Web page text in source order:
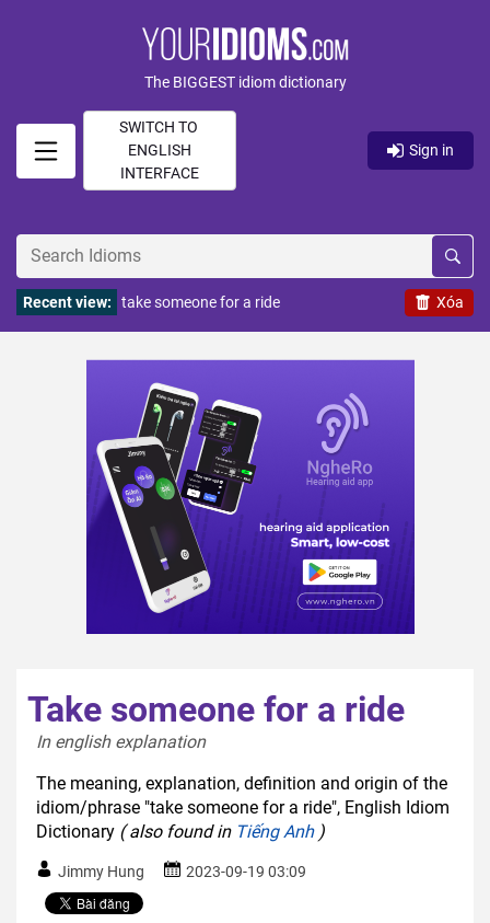
The BIGGEST idiom dictionary
SWITCH TO
ENGLISH
INTERFACE
Sign in
Xóa
Recent view: take someone for a ride
Take someone for a ride
In english explanation
The meaning, explanation, definition and origin of the
idiom/phrase "take someone for a ride", English Idiom
Dictionary ( also found in Tiếng Anh)
Jimmy Hung 2023-09-19 03:09